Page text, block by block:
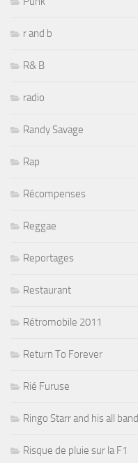
r and b
R& B
radio
Randy Savage
Rap
Récompenses
Reggae
Reportages
Restaurant
Rétromobile 2011
Return To Forever
Rié Furuse
Ringo Starr and his all band
Risque de pluie sur la F1